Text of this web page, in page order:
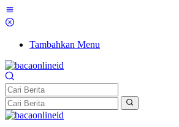
Tambahkan Menu